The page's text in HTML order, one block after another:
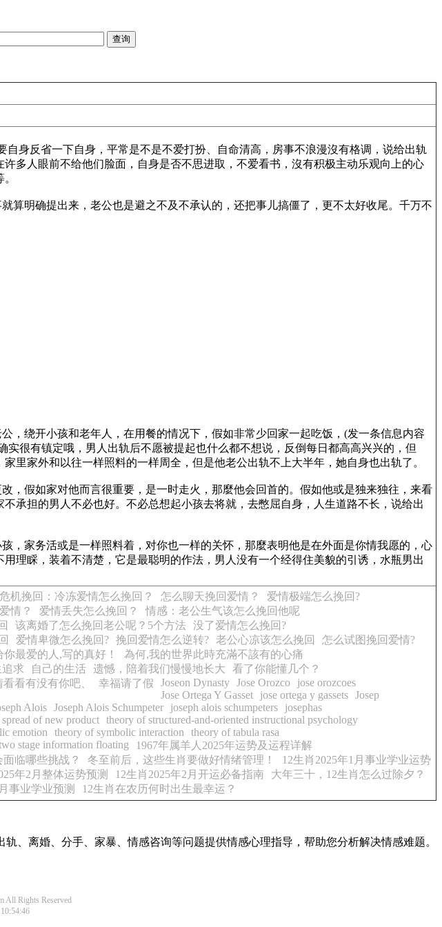
身反省一下自身，平常是不是不爱打扮、自命清高，房事不浪漫沒有格调，说给出轨
多人眼前不给他们脸面，自身是否不思进取，不爱看书，沒有积极主动乐观向上的心
明确提出来，老公也是避之不及不承认的，还把事儿搞僵了，更不太好收尾。千万不
，绕开小孩和老年人，在用餐的情况下，假如非常少回家一起吃饭，(发一条信息内容
很有镇定哦，男人出轨后不愿被提起也什么都不想说，反倒每日都高高兴兴的，但
里家外和以往一样照料的一样周全，但是他老公出轨不上大半年，她自身也出轨了。
假如家对他而言很重要，是一时走火，那麼他会回首的。假如他或是独来独往，来看
承担的男人不必也好。不必总想起小孩去将就，去憋屈自身，人生道路不长，说给出
家务活或是一样照料着，对你也一样的关怀，那麼表明他是在外面是你情我愿的，心
理睬，装着不清楚，它是最聪明的作法，男人没有一个经得住美貌的引诱，水瓶男出
机挽回：冷冻爱情怎么挽回？ 怎么聊天挽回爱情？
爱情极端怎么挽回?
情？ 爱情丢失怎么挽回？
情感：老公生气该怎么挽回他呢
该离婚了怎么挽回老公呢？5个方法 没了爱情怎么挽回?
爱情卑微怎么挽回? 挽回爱情怎么逆转? 老公心凉该怎么挽回
怎么试图挽回爱情?
最爱的人,写的真好！
為何,我的世界此時充滿不該有的心痛
求 自己的生活 遗憾，陪着我们慢慢地长大
看了你能懂几个？
看有没有你吧、 幸福请了假 Joseon Dynasty Jose Orozco
jose orozcoes
Jose Ortega Y Gasset
jose ortega y gassets Josep
Alois Joseph Alois Schumpeter joseph alois schumpeters
josephas
of new product theory of structured-and-oriented instructional psychology
emotion theory of symbolic interaction
theory of tabula rasa
stage information floating
1967年属羊人2025年运势及运程详解
临哪些挑战？ 冬至前后，这些生肖要做好情绪管理！
12生肖2025年1月事业学业运势
年2月整体运势预测 12生肖2025年2月开运必备指南
大年三十，12生肖怎么过除夕？
事业学业预测 12生肖在农历何时出生最幸运？
、离婚、分手、家暴、情感咨询等问题提供情感心理指导，帮助您分析解决情感难题。
All Rights Reserved